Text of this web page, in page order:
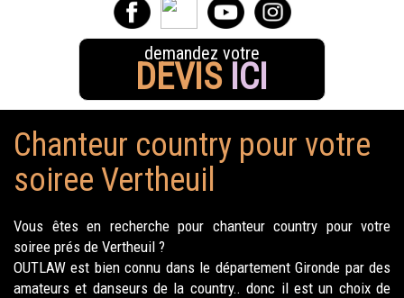
demandez votre
DEVIS ICI
Chanteur country pour votre
soiree Vertheuil
Vous êtes en recherche pour chanteur country pour votre
soiree prés de Vertheuil ?
OUTLAW est bien connu dans le département Gironde par des
amateurs et danseurs de la country.. donc il est un choix de